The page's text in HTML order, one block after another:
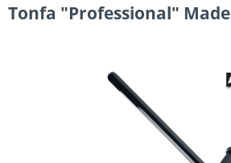
Tonfa "Professional" Made